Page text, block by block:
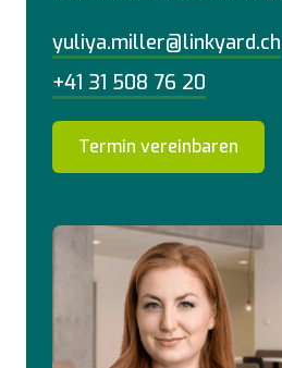
yuliya.miller@linkyard.ch
+41 31 508 76 20
Termin vereinbaren